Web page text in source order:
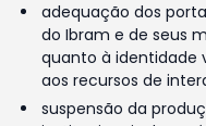
adequação dos
do Ibram e de seus
quanto à identidade
aos recursos de
suspensão da